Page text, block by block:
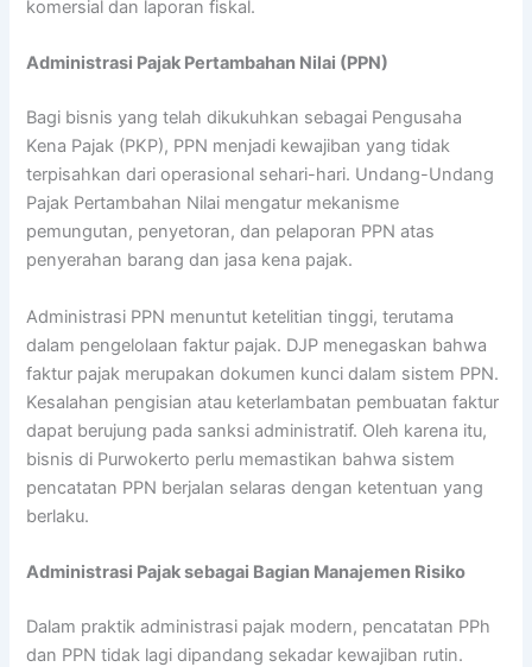
komersial dan laporan fiskal.
Administrasi Pajak Pertambahan Nilai (PPN)
Bagi bisnis yang telah dikukuhkan sebagai Pengusaha
Kena Pajak (PKP), PPN menjadi kewajiban yang tidak
terpisahkan dari operasional sehari-hari. Undang-Undang
Pajak Pertambahan Nilai mengatur mekanisme
pemungutan, penyetoran, dan pelaporan PPN atas
penyerahan barang dan jasa kena pajak.
Administrasi PPN menuntut ketelitian tinggi, terutama
dalam pengelolaan faktur pajak. DJP menegaskan bahwa
faktur pajak merupakan dokumen kunci dalam sistem PPN.
Kesalahan pengisian atau keterlambatan pembuatan faktur
dapat berujung pada sanksi administratif. Oleh karena itu,
bisnis di Purwokerto perlu memastikan bahwa sistem
pencatatan PPN berjalan selaras dengan ketentuan yang
berlaku.
Administrasi Pajak sebagai Bagian Manajemen Risiko
Dalam praktik administrasi pajak modern, pencatatan PPh
dan PPN tidak lagi dipandang sekadar kewajiban rutin.